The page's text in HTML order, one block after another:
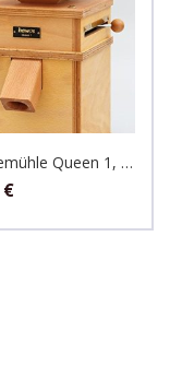
Getreidemühle Queen 1, hawos
€